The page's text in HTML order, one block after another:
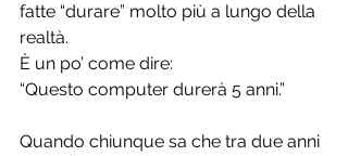
fatte “durare” molto più a lungo della
realtà.
È un po’ come dire:
“Questo computer durerà 5 anni.”
Quando chiunque sa che tra due anni